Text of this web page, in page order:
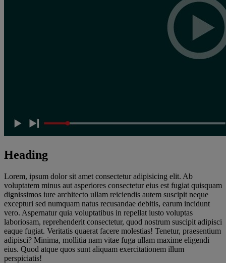
Heading
Lorem, ipsum dolor sit amet consectetur adipisicing elit. Ab
voluptatem minus aut asperiores consectetur eius est fugiat quisquam
dignissimos iure architecto ullam reiciendis autem suscipit neque
excepturi sed numquam natus recusandae debitis, earum incidunt
vero. Aspernatur quia voluptatibus in repellat iusto voluptas
laboriosam, reprehenderit consectetur, quod nostrum suscipit adipisci
eaque fugiat. Veritatis quaerat facere molestias! Tenetur, praesentium
adipisci? Minima, mollitia nam vitae fuga ullam maxime eligendi
eius. Quod atque quos sunt aliquam exercitationem illum
perspiciatis!